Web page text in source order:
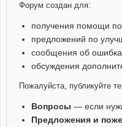
Форум создан для:
получения помощи
предложений по
сообщения об
обсуждения
Пожалуйста, публикуйте
Вопросы — если
Предложения и